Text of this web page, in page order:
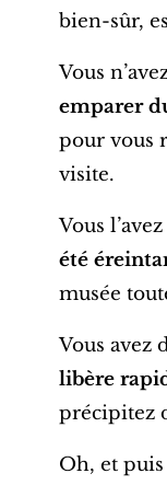
bien-sûr,
Vous
emparer
pour vous
visite.
Vous
été
musée
Vous avez
libère
précipitez
Oh, et puis